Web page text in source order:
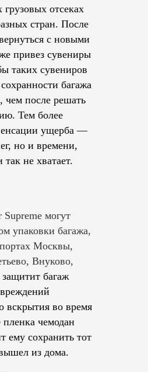
отсеках
стран. После
с новыми
привез сувениры
таких сувениров
багажа
чем после решать
Тем более
ущерба —
но и времени,
так не хватает.
могут
упаковки багажа,
Москвы,
Внуково,
защитит багаж
вскрытия во время
пленка чемодан
ему сохранить тот
из дома.